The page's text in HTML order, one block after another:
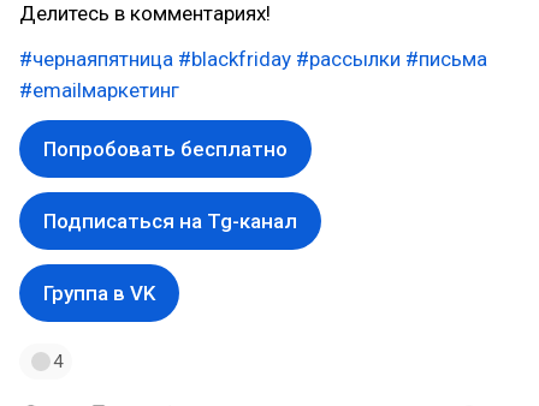
Делитесь в комментариях!
#чернаяпятница #blackfriday #рассылки #письма
#emailмаркетинг
Попробовать бесплатно
Подписаться на Tg-канал
Группа в VK
4